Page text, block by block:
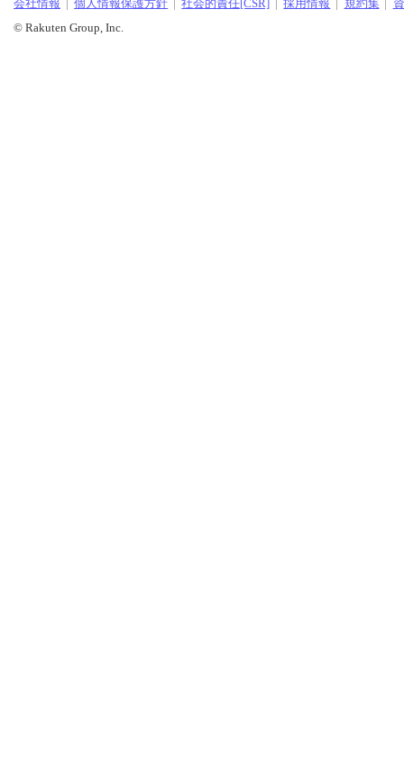
会社情報 個人情報保護方針 社会的責任[CSR] 採用情報 規約集
© Rakuten Group, Inc.